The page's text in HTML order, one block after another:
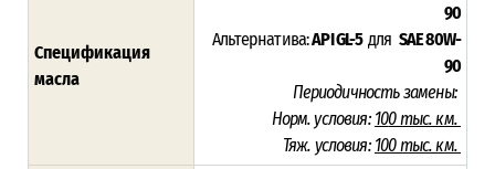
Спецификация
масла
90
Альтернатива:API GL-5 для SAE 80W-
90
Периодичность замены:
Норм. условия: 100 тыс. км.
Тяж. условия: 100 тыс. км.